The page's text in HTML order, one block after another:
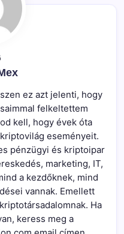
ez azt jelenti, hogy
felkeltettem
kell, hogy évek óta
eseményeit.
pénzügyi és kriptoipar
marketing, IT,
a kezdőknek, mind
vannak. Emellett
Ha
keress meg a